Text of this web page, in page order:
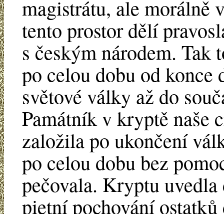
magistrátu, ale morálně
tento prostor dělí
s českým národem. Tak
po celou dobu od konce
světové války až do
Památník v kryptě naše
založila po ukončení
po celou dobu bez
pečovala. Kryptu
pietní pochování